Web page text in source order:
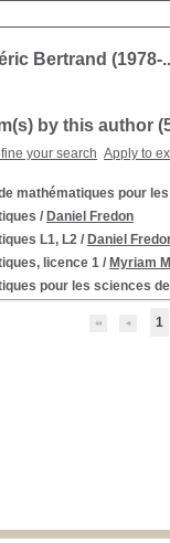
Bertrand (1978-
by this author (
your search Apply to
mathématiques pour
/ Daniel Fredon
L1, L2 / Daniel
licence 1 / Myriam
pour les sciences
1